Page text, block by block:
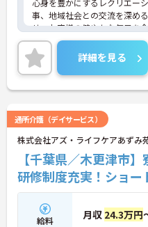
事、地域社会との交流を深め
せ、お客様の健やかな毎日を
ます。
「職員のはたらきやすい職場
ており、ワークライフバラン
す。社内外研修制度も充実し
目指せます。ご興味のある方
詳細を見る
通所介護（デイサービス）
株式会社アズ・ライフケアあずみ
【千葉県／木更津市
研修制度充実！ショ
給料 月収 24.3万円